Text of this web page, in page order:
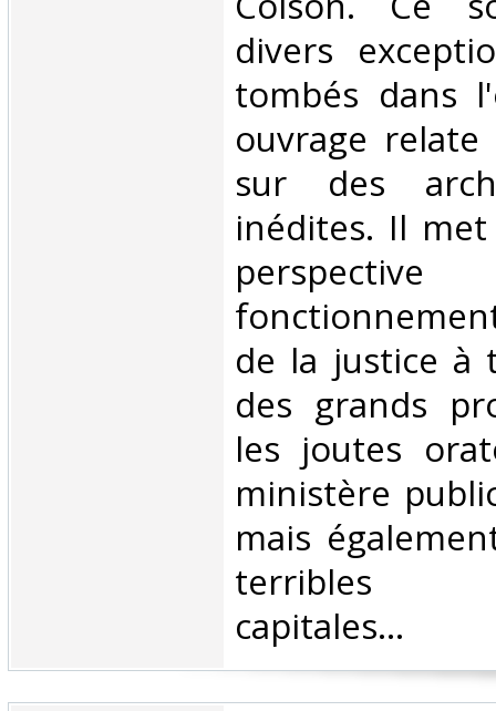
divers
tombés dans
ouvrage
sur des
inédites. Il
de la justice à
des grands
les joutes
ministère
mais
terribles
capitales…‎